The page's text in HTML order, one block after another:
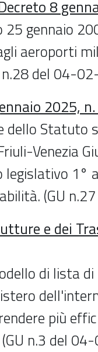
8
25 gennaio
aeroporti
del 04-
2025,
dello Statuto
Venezia
legislativo 1°
(GU
e dei
di lista
più
n.3 del